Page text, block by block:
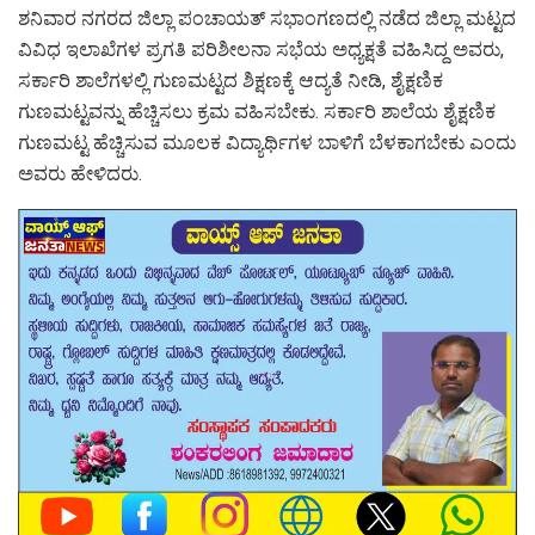
ಶನಿವಾರ ನಗರದ ಜಿಲ್ಲಾ ಪಂಚಾಯತ್ ಸಭಾಂಗಣದಲ್ಲಿ ನಡೆದ ಜಿಲ್ಲಾ ಮಟ್ಟದ
ವಿವಿಧ ಇಲಾಖೆಗಳ ಪ್ರಗತಿ ಪರಿಶೀಲನಾ ಸಭೆಯ ಅಧ್ಯಕ್ಷತೆ ವಹಿಸಿದ್ದ ಅವರು,
ಸರ್ಕಾರಿ ಶಾಲೆಗಳಲ್ಲಿ ಗುಣಮಟ್ಟದ ಶಿಕ್ಷಣಕ್ಕೆ ಆದ್ಯತೆ ನೀಡಿ, ಶೈಕ್ಷಣಿಕ
ಗುಣಮಟ್ಟವನ್ನು ಹೆಚ್ಚಿಸಲು ಕ್ರಮ ವಹಿಸಬೇಕು. ಸರ್ಕಾರಿ ಶಾಲೆಯ ಶೈಕ್ಷಣಿಕ
ಗುಣಮಟ್ಟ ಹೆಚ್ಚಿಸುವ ಮೂಲಕ ವಿದ್ಯಾರ್ಥಿಗಳ ಬಾಳಿಗೆ ಬೆಳಕಾಗಬೇಕು ಎಂದು
ಅವರು ಹೇಳಿದರು.